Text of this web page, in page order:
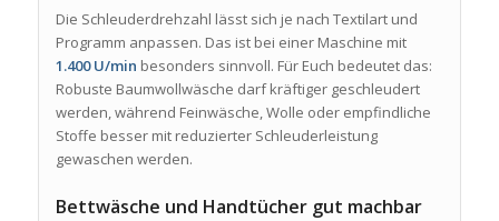
Die Schleuderdrehzahl lässt sich je nach Textilart und
Programm anpassen. Das ist bei einer Maschine mit
1.400 U/min besonders sinnvoll. Für Euch bedeutet das:
Robuste Baumwollwäsche darf kräftiger geschleudert
werden, während Feinwäsche, Wolle oder empfindliche
Stoffe besser mit reduzierter Schleuderleistung
gewaschen werden.
Bettwäsche und Handtücher gut machbar